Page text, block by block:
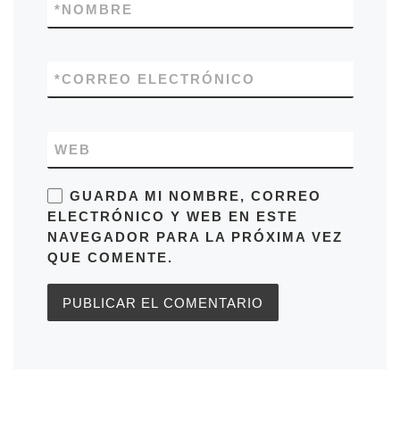
NOMBRE
*
CORREO ELECTRÓNICO
*
WEB
GUARDA MI NOMBRE, CORREO
ELECTRÓNICO Y WEB EN ESTE
NAVEGADOR PARA LA PRÓXIMA VEZ
QUE COMENTE.